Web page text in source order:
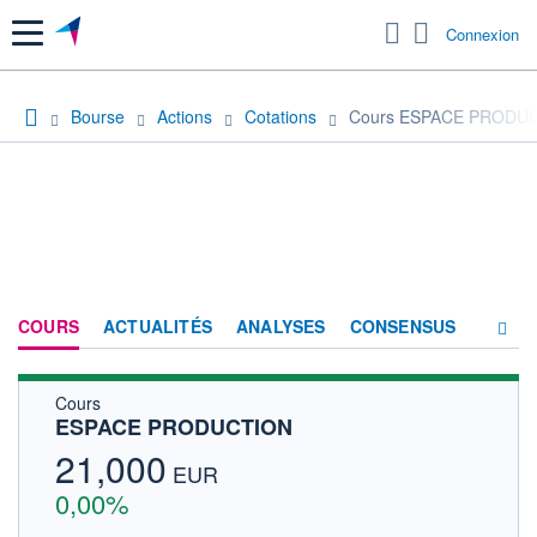
Menu Connexion
Bourse Actions Cotations Cours ESPACE
COURS ACTUALITÉS ANALYSES CONSENSUS
Cours
ESPACE PRODUCTION
21,000 EUR
0,00%